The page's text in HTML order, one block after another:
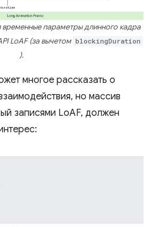
параметры длинного кадра
LoAF (за вычетом blockingDuration
).
многое рассказать о
но массив
записями LoAF, должен